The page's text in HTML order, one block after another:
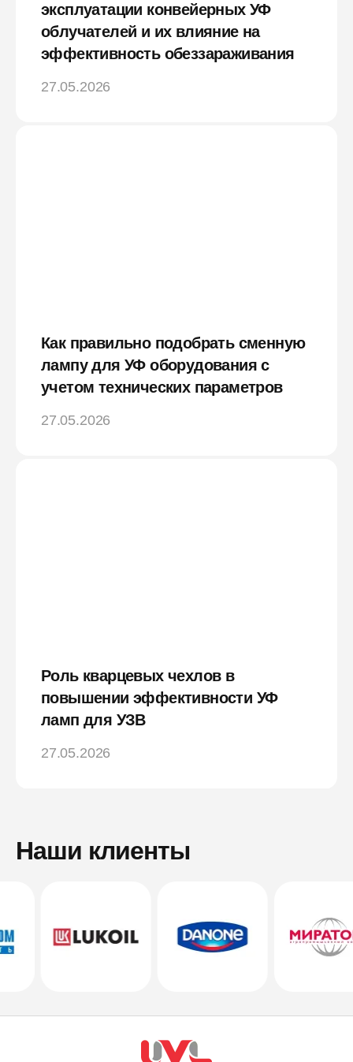
эксплуатации конвейерных УФ
облучателей и их влияние на
эффективность обеззараживания
27.05.2026
Как правильно подобрать сменную
лампу для УФ оборудования с
учетом технических параметров
27.05.2026
Роль кварцевых чехлов в
повышении эффективности УФ
ламп для УЗВ
27.05.2026
Наши клиенты